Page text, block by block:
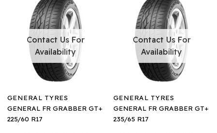
Contact Us For
Availability
GENERAL TYRES
GENERAL FR GRABBER GT+
235/65 R17
Contact Us For
Availability
GENERAL TYRES
GENERAL FR GRABBER GT+
225/60 R17